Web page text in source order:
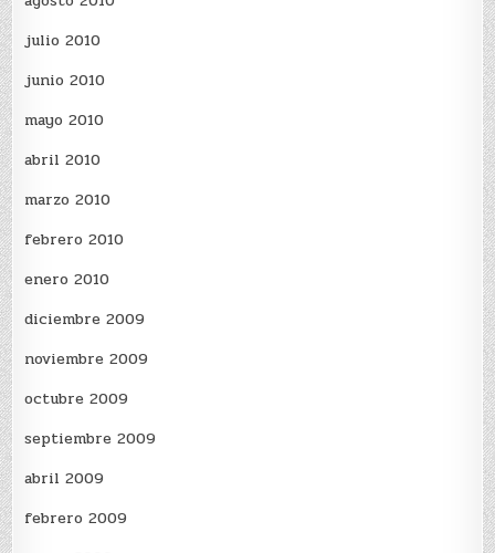
julio 2010
junio 2010
mayo 2010
abril 2010
marzo 2010
febrero 2010
enero 2010
diciembre 2009
noviembre 2009
octubre 2009
septiembre 2009
abril 2009
febrero 2009